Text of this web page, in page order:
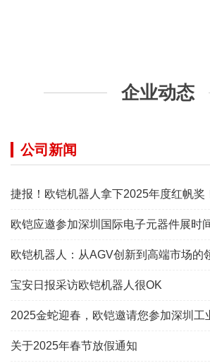
企业动态
公司新闻
捷报！欧铠机器人拿下2025年度红帆奖
欧铠应邀参加深圳国际电子元器件展时间:2025
欧铠机器人：从AGV创新到高端市场的
宝安日报采访欧铠机器人很OK
2025金蛇迎春，欧铠邀请您参加深圳工
关于2025年春节放假通知